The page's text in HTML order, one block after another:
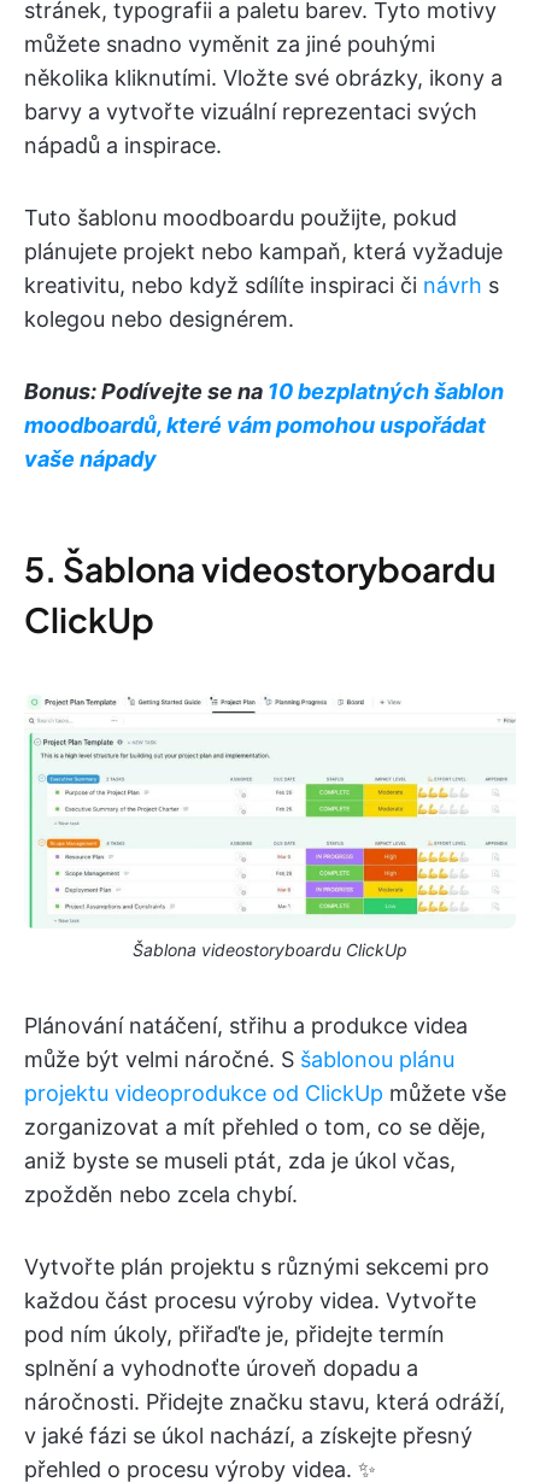
stránek, typografii a paletu barev. Tyto motivy
můžete snadno vyměnit za jiné pouhými
několika kliknutími. Vložte své obrázky, ikony a
barvy a vytvořte vizuální reprezentaci svých
nápadů a inspirace.
Tuto šablonu moodboardu použijte, pokud
plánujete projekt nebo kampaň, která vyžaduje
kreativitu, nebo když sdílíte inspiraci či návrh s
kolegou nebo designérem.
Bonus: Podívejte se na 10 bezplatných šablon
moodboardů, které vám pomohou uspořádat
vaše nápady
5. Šablona videostoryboardu
ClickUp
Šablona videostoryboardu ClickUp
Plánování natáčení, střihu a produkce videa
může být velmi náročné. S šablonou plánu
projektu videoprodukce od ClickUp můžete vše
zorganizovat a mít přehled o tom, co se děje,
aniž byste se museli ptát, zda je úkol včas,
zpožděn nebo zcela chybí.
Vytvořte plán projektu s různými sekcemi pro
každou část procesu výroby videa. Vytvořte
pod ním úkoly, přiřaďte je, přidejte termín
splnění a vyhodnoťte úroveň dopadu a
náročnosti. Přidejte značku stavu, která odráží,
v jaké fázi se úkol nachází, a získejte přesný
přehled o procesu výroby videa. ✨